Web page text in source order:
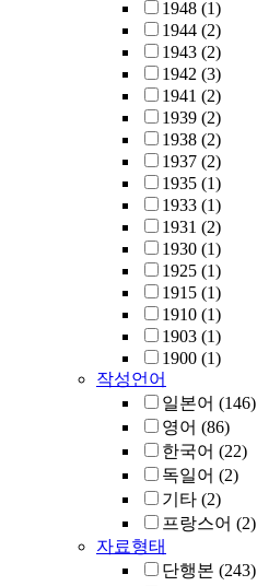
1948 (1)
1944 (2)
1943 (2)
1942 (3)
1941 (2)
1939 (2)
1938 (2)
1937 (2)
1935 (1)
1933 (1)
1931 (2)
1930 (1)
1925 (1)
1915 (1)
1910 (1)
1903 (1)
1900 (1)
작성언어
일본어 (146)
영어 (86)
한국어 (22)
독일어 (2)
기타 (2)
프랑스어 (2)
자료형태
단행본 (243)